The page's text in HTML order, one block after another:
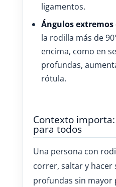
ligamentos.
Ángulos extremos
la rodilla más de
encima, como en
profundas,
rótula.
Contexto
para todos
Una persona con
correr, saltar y hacer
profundas sin mayor